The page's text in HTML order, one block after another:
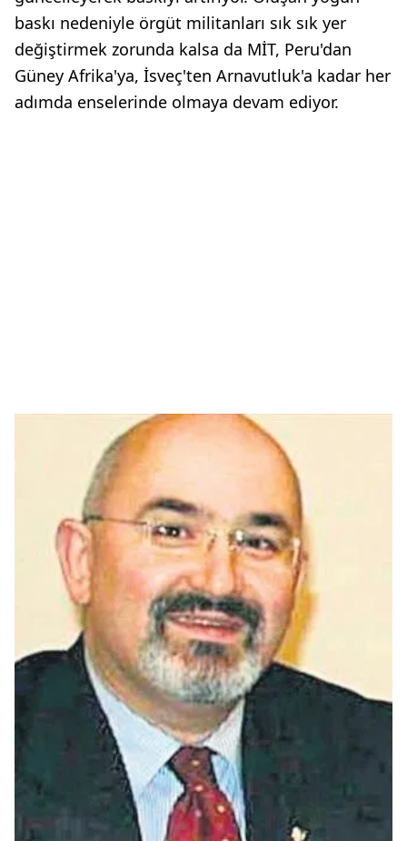
baskı nedeniyle örgüt militanları sık sık yer
değiştirmek zorunda kalsa da MİT, Peru'dan
Güney Afrika'ya, İsveç'ten Arnavutluk'a kadar her
adımda enselerinde olmaya devam ediyor.